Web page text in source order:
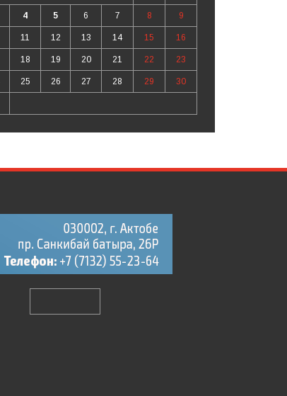
4 5 6 7 8 9
11 12 13 14 15 16
18 19 20 21 22 23
25 26 27 28 29 30